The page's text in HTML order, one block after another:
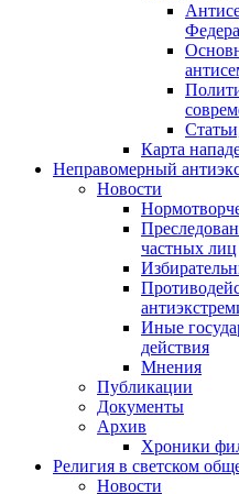
Карта
Неправомерный
Новости
частных лиц
Иные
действия
Мнения
Публикации
Документы
Архив
Хроники
Религия в светском
Новости